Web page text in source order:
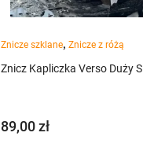
Znicze szklane, Znicze z różą
Znicz Kapliczka Verso Duży
89,00zł